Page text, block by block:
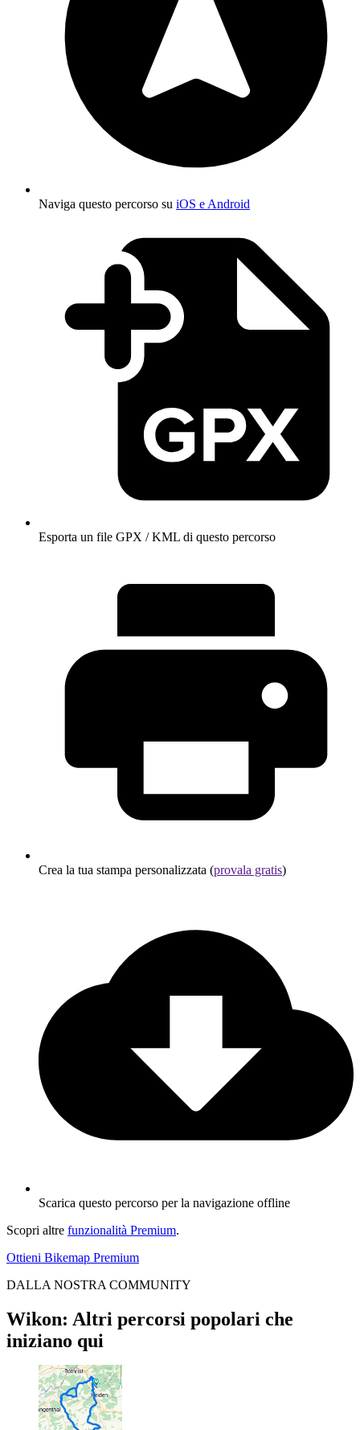
Naviga questo percorso su iOS e Android
Esporta un file GPX / KML di questo percorso
Crea la tua stampa personalizzata (provala gratis)
Scarica questo percorso per la navigazione offline
Scopri altre funzionalità Premium.
Ottieni Bikemap Premium
DALLA NOSTRA COMMUNITY
Wikon: Altri percorsi popolari che
iniziano qui